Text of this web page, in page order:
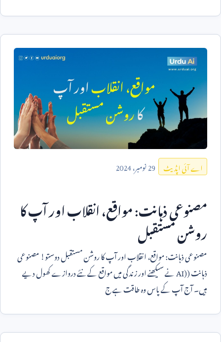
اے آئی اپڈیٹ 29نومبر،2024
مصنوعی ذہانت: مواقع، انقلاب اور آپ کا
روشن مستقبل
مصنوعی ذہانت: مواقع، انقلاب اور آپ کا روشن مستقبل دوستو! مصنوعی
ذہانت (AI)نے سیکھنے اور زندگی میں مواقع کے نئے دروازے کھول دیے
ہیں۔ آج آپ کے پاس وہ طاقت ہے ج